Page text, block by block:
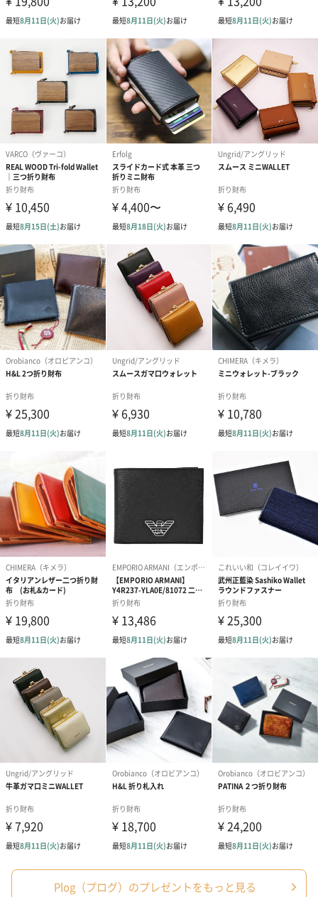
●シックな印象のブラック
●落ち着いた印象のグレー
●ビタミンカラーでお洒落な印象のオレンジ
●自然を連想させるフレッシュな印象のグリーン
●爽やかな印象のブルー
上品なパッケージ
ダークグレーにブラックのブランドロゴを入れたスタイリッシュ
な化粧箱に入れてのお届けとなります。
【Plog(プログ）】
「暮らしによりそう 革財布。」
【Plog(プログ）】は2018年に誕生した、今と、ちょっと未来のラ
イフスタイルにフィットする、
新しいお財布を提案していく、財布メーカーのオリジナルブラン
ドです。
ご自分用にも、贈り物としても
シンプルでスタイリッシュなデザインが男性にも女性にもお使い
いただけます。
『いつも頑張っている自分へのご褒美に』
『ご友人やご両親のお誕生日プレゼントに』
新しいお財布を提案していく【Plog(プログ）】のお財布を大切な
方へのプレゼントにいかがでしょうか。
商品詳細情報
成分/原材料
牛革/豚革
Plog（プログ）のプレゼントをもっと見る